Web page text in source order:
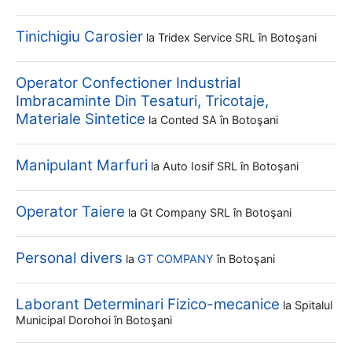
Tinichigiu Carosier la Tridex Service SRL în Botoşani
Operator Confectioner Industrial
Imbracaminte Din Tesaturi, Tricotaje,
Materiale Sintetice la Conted SA în Botoşani
Manipulant Marfuri la Auto Iosif SRL în Botoşani
Operator Taiere la Gt Company SRL în Botoşani
Personal divers la GT COMPANY în Botoşani
Laborant Determinari Fizico-mecanice la Spitalul
Municipal Dorohoi în Botoşani